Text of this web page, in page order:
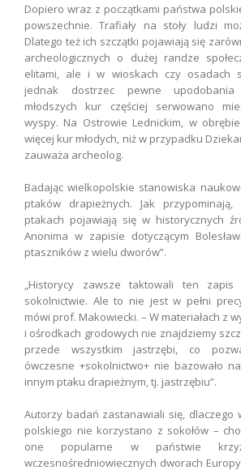
Dopiero wraz z początkami państwa
powszechnie. Trafiały na stoły ludzi
Dlatego też ich szczątki pojawiają się
archeologicznych o dużej randze
elitami, ale i w wioskach czy osadach
jednak dostrzec pewne
młodszych kur częściej serwowano
wyspy. Na Ostrowie Lednickim, w
więcej kur młodych, niż w przypadku
zauważa archeolog.
Badając wielkopolskie stanowiska
ptaków drapieżnych. Jak
ptakach pojawiają się w historycznych
Anonima w zapisie dotyczącym
ptaszników z wielu dworów”.
„Historycy zawsze taktowali ten
sokolnictwie. Ale to nie jest w pełni
mówi prof. Makowiecki. – W materiałach z
i ośrodkach grodowych nie znajdziemy
przede wszystkim jastrzębi, co
ówczesne +sokolnictwo+ nie bazowało
innym ptaku drapieżnym, tj. jastrzębiu”.
Autorzy badań zastanawiali się, dlaczego
polskiego nie korzystano z sokołów –
one popularne w państwie
wczesnośredniowiecznych dworach